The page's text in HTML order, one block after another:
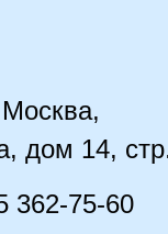
Москва,
дом 14,
362-75-60